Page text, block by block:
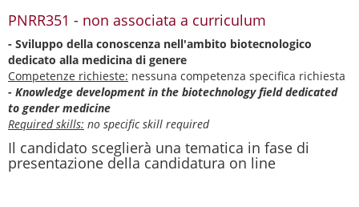
PNRR351 - non associata a curriculum
- Sviluppo della conoscenza nell'ambito biotecnologico
dedicato alla medicina di genere
Competenze richieste: nessuna competenza specifica richiesta
- Knowledge development in the biotechnology field dedicated
to gender medicine
Required skills: no specific skill required
Il candidato sceglierà una tematica in fase di
presentazione della candidatura on line